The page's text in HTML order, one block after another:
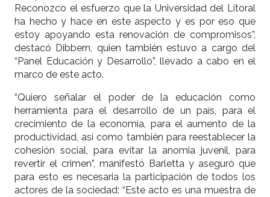
Reconozco el esfuerzo que la Universidad del Litoral
ha hecho y hace en este aspecto y es por eso que
estoy apoyando esta renovación de compromisos”,
destacó Dibbern, quien también estuvo a cargo del
“Panel Educación y Desarrollo”, llevado a cabo en el
marco de este acto.
“Quiero señalar el poder de la educación como
herramienta para el desarrollo de un país, para el
crecimiento de la economía, para el aumento de la
productividad, así como también para reestablecer la
cohesión social, para evitar la anomia juvenil, para
revertir el crimen”, manifestó Barletta y aseguró que
para esto es necesaria la participación de todos los
actores de la sociedad: “Este acto es una muestra de